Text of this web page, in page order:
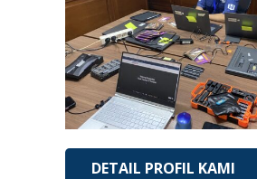
DETAIL PROFIL KAMI